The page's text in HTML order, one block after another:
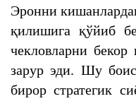
Эронни
қилишига қўйиб
чекловларни
зарур эди. Шу
бирор стратегик